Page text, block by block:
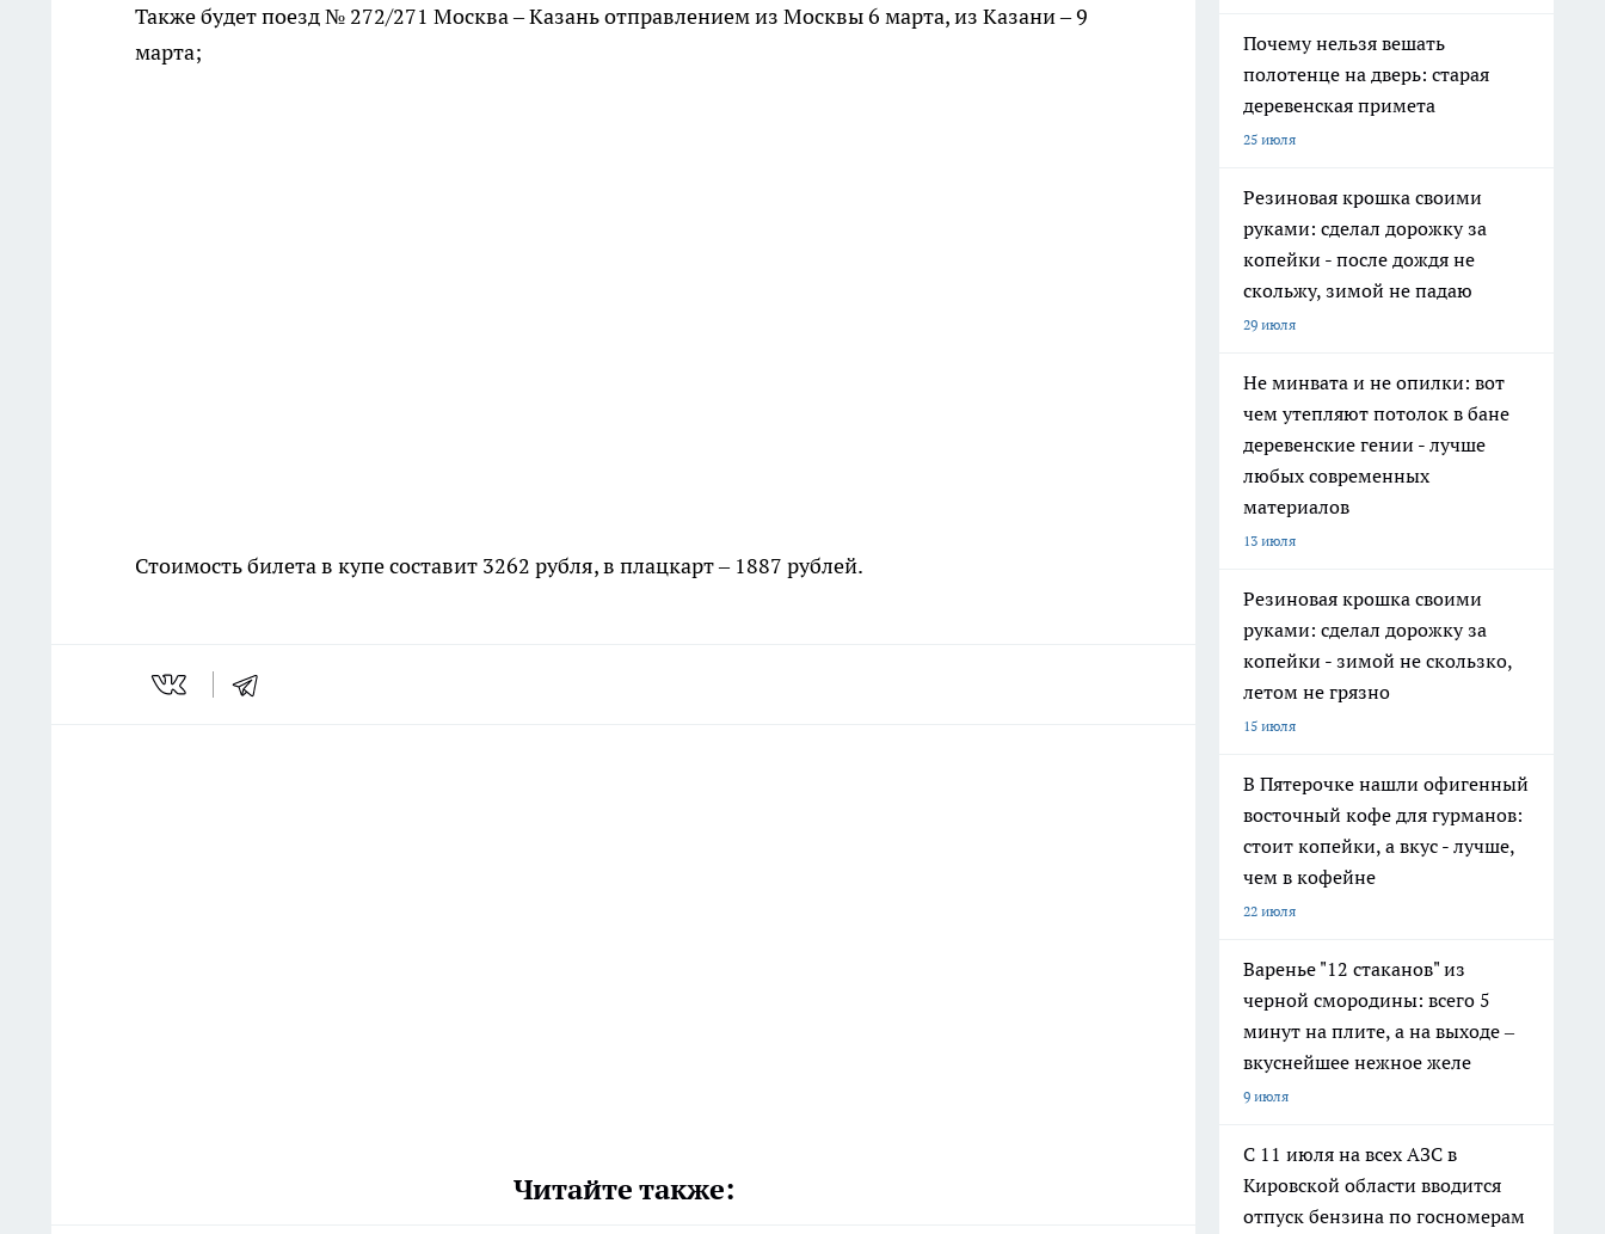
Также будет поезд № 272/271 Москва – Казань отправлением из Москвы 6 марта, из Казани – 9
марта;
Стоимость билета в купе составит 3262 рубля, в плацкарт – 1887 рублей.
Читайте также:
Почему нельзя вешать
полотенце на дверь: старая
деревенская примета
25 июля
Резиновая крошка своими
руками: сделал дорожку за
копейки - после дождя не
скольжу, зимой не падаю
29 июля
Не минвата и не опилки: вот
чем утепляют потолок в бане
деревенские гении - лучше
любых современных
материалов
13 июля
Резиновая крошка своими
руками: сделал дорожку за
копейки - зимой не скользко,
летом не грязно
15 июля
В Пятерочке нашли офигенный
восточный кофе для гурманов:
стоит копейки, а вкус - лучше,
чем в кофейне
22 июля
Варенье "12 стаканов" из
черной смородины: всего 5
минут на плите, а на выходе –
вкуснейшее нежное желе
9 июля
С 11 июля на всех АЗС в
Кировской области вводится
отпуск бензина по госномерам